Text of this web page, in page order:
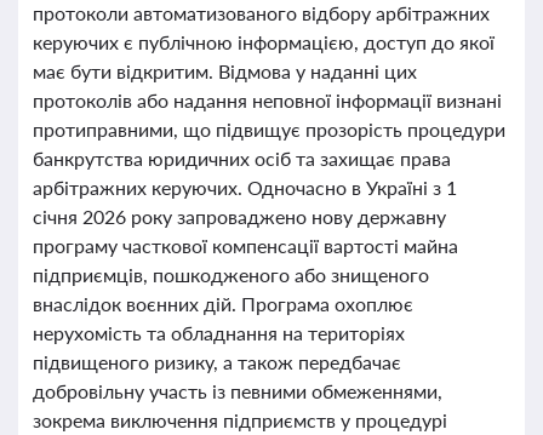
протоколи автоматизованого відбору арбітражних
керуючих є публічною інформацією, доступ до якої
має бути відкритим. Відмова у наданні цих
протоколів або надання неповної інформації визнані
протиправними, що підвищує прозорість процедури
банкрутства юридичних осіб та захищає права
арбітражних керуючих. Одночасно в Україні з 1
січня 2026 року запроваджено нову державну
програму часткової компенсації вартості майна
підприємців, пошкодженого або знищеного
внаслідок воєнних дій. Програма охоплює
нерухомість та обладнання на територіях
підвищеного ризику, а також передбачає
добровільну участь із певними обмеженнями,
зокрема виключення підприємств у процедурі